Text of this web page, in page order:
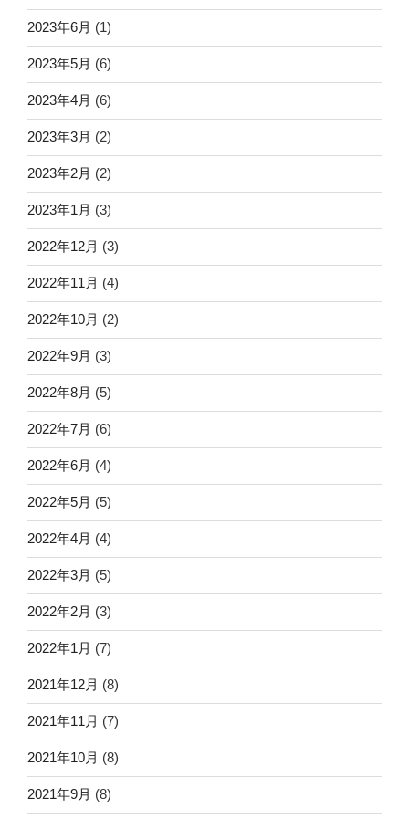
2023年6月 (1)
2023年5月 (6)
2023年4月 (6)
2023年3月 (2)
2023年2月 (2)
2023年1月 (3)
2022年12月 (3)
2022年11月 (4)
2022年10月 (2)
2022年9月 (3)
2022年8月 (5)
2022年7月 (6)
2022年6月 (4)
2022年5月 (5)
2022年4月 (4)
2022年3月 (5)
2022年2月 (3)
2022年1月 (7)
2021年12月 (8)
2021年11月 (7)
2021年10月 (8)
2021年9月 (8)